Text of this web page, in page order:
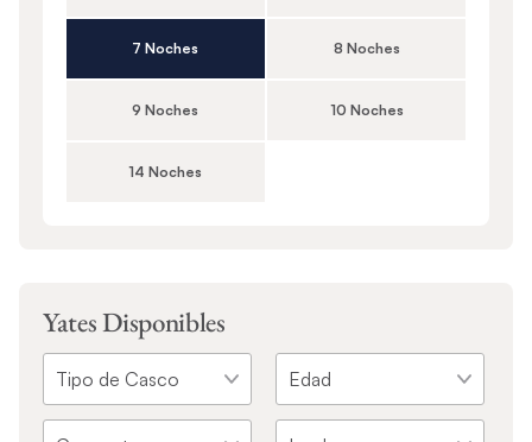
7 Noches 8 Noches
9 Noches 10 Noches
14 Noches
Yates Disponibles